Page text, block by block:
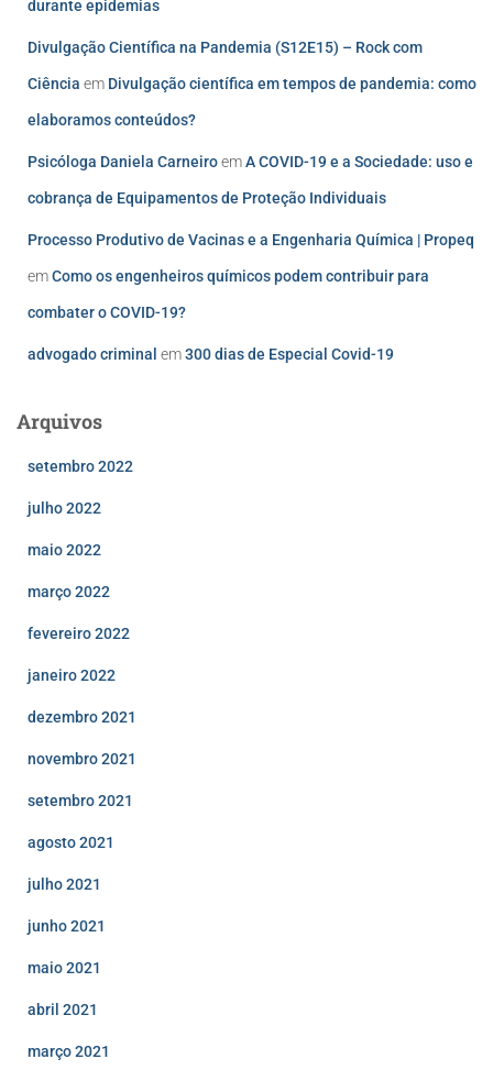
durante epidemias
Divulgação Científica na Pandemia (S12E15) – Rock com
Ciência em Divulgação científica em tempos de pandemia: como
elaboramos conteúdos?
Psicóloga Daniela CarneiroemA COVID-19 e a Sociedade: uso e
cobrança de Equipamentos de Proteção Individuais
Processo Produtivo de Vacinas e a Engenharia Química | Propeq
emComo os engenheiros químicos podem contribuir para
combater o COVID-19?
advogado criminal em300 dias de Especial Covid-19
Arquivos
setembro 2022
julho 2022
maio 2022
março 2022
fevereiro 2022
janeiro 2022
dezembro 2021
novembro 2021
setembro 2021
agosto 2021
julho 2021
junho 2021
maio 2021
abril 2021
março 2021